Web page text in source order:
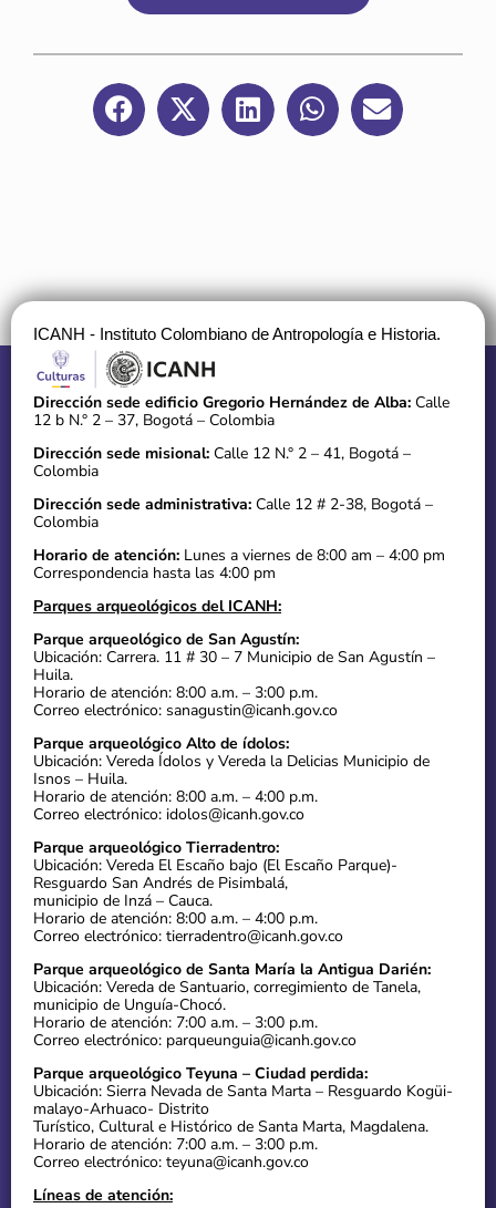
ICANH - Instituto Colombiano de Antropología e Historia.
Dirección sede edificio Gregorio Hernández de Alba: Calle
12 b N.° 2 – 37, Bogotá – Colombia
Dirección sede misional: Calle 12 N.° 2 – 41, Bogotá –
Colombia
Dirección sede administrativa: Calle 12 # 2-38, Bogotá –
Colombia
Horario de atención: Lunes a viernes de 8:00 am – 4:00 pm
Correspondencia hasta las 4:00 pm
Parques arqueológicos del ICANH:
Parque arqueológico de San Agustín:
Ubicación: Carrera. 11 # 30 – 7 Municipio de San Agustín –
Huila.
Horario de atención: 8:00 a.m. – 3:00 p.m.
Correo electrónico: sanagustin@icanh.gov.co
Parque arqueológico Alto de ídolos:
Ubicación: Vereda Ídolos y Vereda la Delicias Municipio de
Isnos – Huila.
Horario de atención: 8:00 a.m. – 4:00 p.m.
Correo electrónico: idolos@icanh.gov.co
Parque arqueológico Tierradentro:
Ubicación: Vereda El Escaño bajo (El Escaño Parque)-
Resguardo San Andrés de Pisimbalá,
municipio de Inzá – Cauca.
Horario de atención: 8:00 a.m. – 4:00 p.m.
Correo electrónico: tierradentro@icanh.gov.co
Parque arqueológico de Santa María la Antigua Darién:
Ubicación: Vereda de Santuario, corregimiento de Tanela,
municipio de Unguía-Chocó.
Horario de atención: 7:00 a.m. – 3:00 p.m.
Correo electrónico: parqueunguia@icanh.gov.co
Parque arqueológico Teyuna – Ciudad perdida:
Ubicación: Sierra Nevada de Santa Marta – Resguardo Kogüi-
malayo-Arhuaco- Distrito
Turístico, Cultural e Histórico de Santa Marta, Magdalena.
Horario de atención: 7:00 a.m. – 3:00 p.m.
Correo electrónico: teyuna@icanh.gov.co
Líneas de atención: